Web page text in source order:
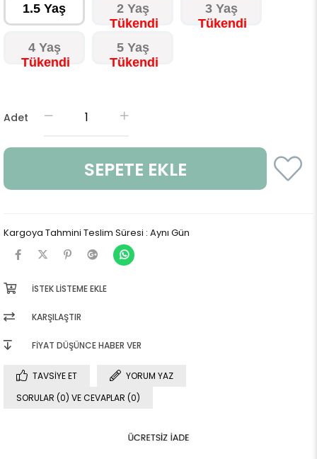
1.5 Yaş 2 Yaş 3 Yaş
4 Yaş 5 Yaş
Adet
Kargoya Tahmini Teslim Süresi : Aynı Gün
İSTEK LISTEME EKLE
KARŞILAŞTIR
FIYAT DÜŞÜNCE HABER VER
TAVSIYE ET
YORUM YAZ
SORULAR (0) VE CEVAPLAR (0)